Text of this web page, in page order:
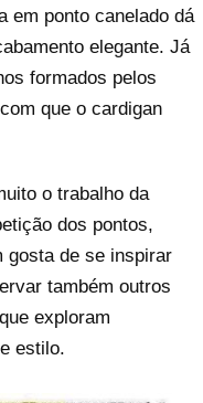
em ponto canelado dá
elegante. Já
formados pelos
que o cardigan
o trabalho da
dos pontos,
gosta de se inspirar
também outros
que exploram
estilo.